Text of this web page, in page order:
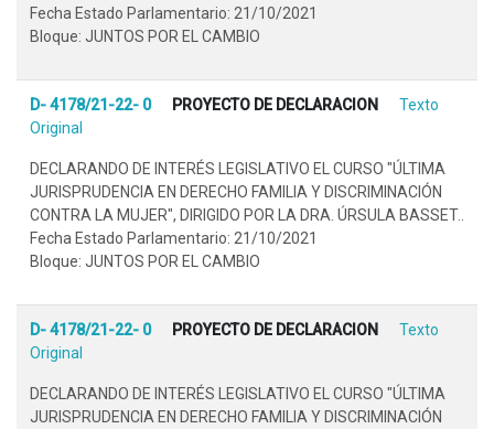
Fecha Estado Parlamentario: 21/10/2021
Bloque: JUNTOS POR EL CAMBIO
D- 4178/21-22- 0 PROYECTO DE DECLARACION
Texto
Original
DECLARANDO DE INTERÉS LEGISLATIVO EL CURSO "ÚLTIMA
JURISPRUDENCIA EN DERECHO FAMILIA Y DISCRIMINACIÓN
CONTRA LA MUJER", DIRIGIDO POR LA DRA. ÚRSULA BASSET..
Fecha Estado Parlamentario: 21/10/2021
Bloque: JUNTOS POR EL CAMBIO
D- 4178/21-22- 0 PROYECTO DE DECLARACION
Texto
Original
DECLARANDO DE INTERÉS LEGISLATIVO EL CURSO "ÚLTIMA
JURISPRUDENCIA EN DERECHO FAMILIA Y DISCRIMINACIÓN